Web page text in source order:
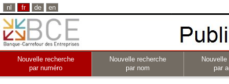
nl fr de en
Nouvelle recherche
par numéro
Nouvelle recherche
par nom
par